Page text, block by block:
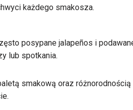
każdego smakosza.
posypane jalapeños i
lub spotkania.
smakową oraz różnorodnością